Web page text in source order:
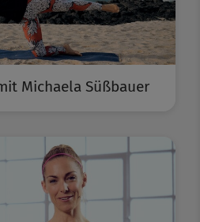
Michaela Süßbauer